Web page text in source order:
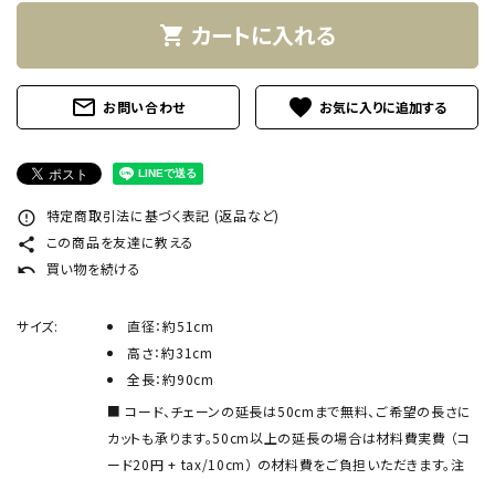
shopping_cart カートに入れる
mail_outline お問い合わせ favorite
error_outline 特定商取引法に基づく表記 (返品など)
share この商品を友達に教える
undo 買い物を続ける
サイズ:
直径：約51cm
高さ：約31cm
全長：約90cm
コード、チェーンの延長は50cmまで無料、ご希望の長さに
カットも承ります。50cm以上の延長の場合は材料費実費 （コ
ード20円 + tax/10cm） の材料費をご負担いただきます。注